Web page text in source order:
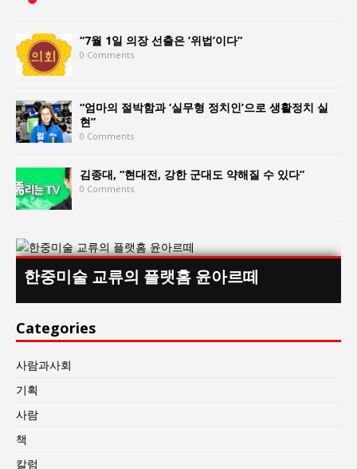
“7월 1일 의장 선출은 ‘위법’이다”
0 Comments
“엄마의 절박함과 ‘실무형 정치인’으로 생활정치 실
현”
0 Comments
김종대, “현대전, 강한 군대도 약해질 수 있다”
0 Comments
한중미술 교류의 플랫홈 윤아르떼
Categories
사람과사회
기획
사람
책
칼럼